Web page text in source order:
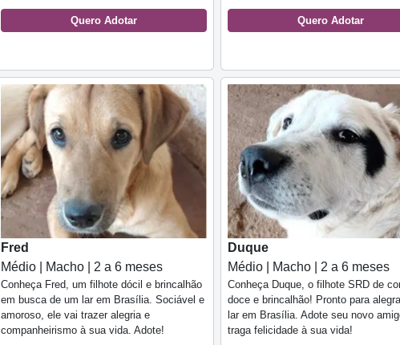
Quero Adotar Quero Adotar
Fred
Médio | Macho | 2 a 6 meses
Conheça Fred, um filhote dócil e brincalhão
em busca de um lar em Brasília. Sociável e
amoroso, ele vai trazer alegria e
companheirismo à sua vida. Adote!
Duque
Médio | Macho | 2 a 6 meses
Conheça Duque, o filhote SRD de
doce e brincalhão! Pronto para
lar em Brasília. Adote seu novo
traga felicidade à sua vida!